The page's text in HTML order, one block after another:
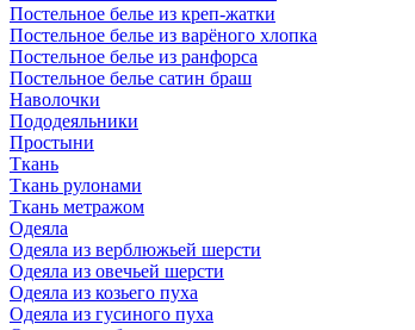
Постельное белье из креп-жатки
Постельное белье из варёного хлопка
Постельное белье из ранфорса
Постельное белье сатин браш
Наволочки
Пододеяльники
Простыни
Ткань
Ткань рулонами
Ткань метражом
Одеяла
Одеяла из верблюжьей шерсти
Одеяла из овечьей шерсти
Одеяла из козьего пуха
Одеяла из гусиного пуха